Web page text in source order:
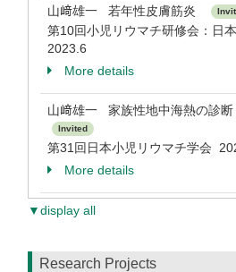
山﨑雄一 若年性皮膚筋炎
第10回小児リウマチ研修会：日
2023.6
More details
山﨑雄一 家族性地中海熱の診断
Invited
第31回日本小児リウマチ学会
More details
▼display all
Research Projects